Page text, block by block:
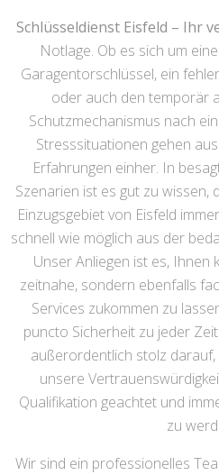
Schlüsseldienst Eisfeld – Ihr
Notlage. Ob es sich um
Garagentorschlüssel, ein
oder auch den temporär
Schutzmechanismus nach
Stresssituationen gehen
Erfahrungen einher. In
Szenarien ist es gut zu wissen,
Einzugsgebiet von Eisfeld
schnell wie möglich aus der
Unser Anliegen ist es, Ihnen
zeitnahe, sondern ebenfalls
Services zukommen zu
puncto Sicherheit zu jeder
außerordentlich stolz
unsere
Qualifikation geachtet und
zu
Wir sind ein professionelles